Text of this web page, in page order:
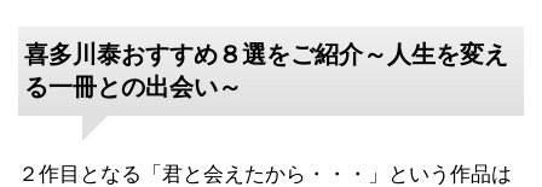
喜多川泰おすすめ８選をご紹介～人生を変え
る一冊との出会い～
２作目となる「君と会えたから・・・」という作品は